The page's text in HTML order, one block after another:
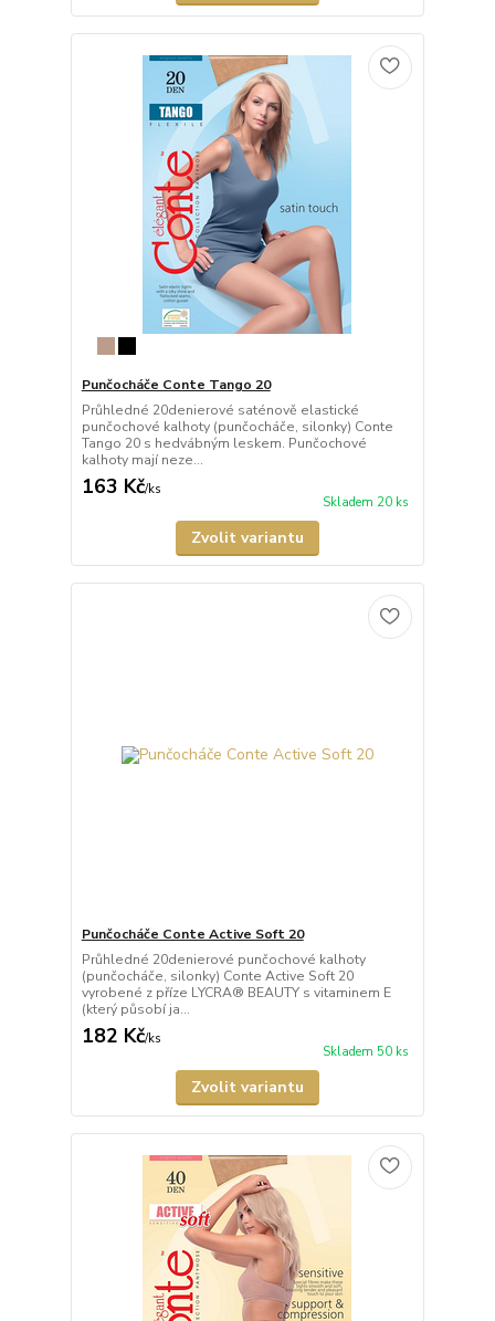
Punčocháče Conte Tango 20
Průhledné 20denierové saténově elastické
punčochové kalhoty (punčocháče, silonky) Conte
Tango 20 s hedvábným leskem. Punčochové
kalhoty mají neze...
163 Kč/ks
Skladem 20 ks
Zvolit variantu
Punčocháče Conte Active Soft 20
Průhledné 20denierové punčochové kalhoty
(punčocháče, silonky) Conte Active Soft 20
vyrobené z příze LYCRA® BEAUTY s vitaminem E
(který působí ja...
182 Kč/ks
Skladem 50 ks
Zvolit variantu